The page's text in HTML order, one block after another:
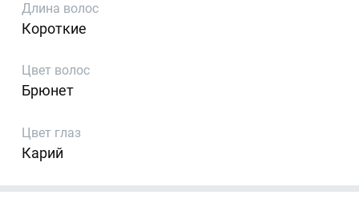
Длина волос
Короткие
Цвет волос
Брюнет
Цвет глаз
Карий